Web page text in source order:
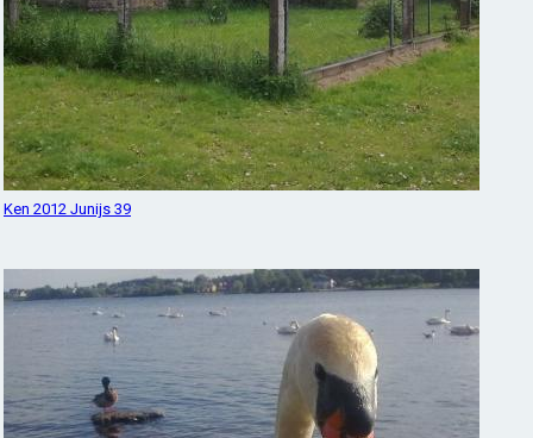
Ken 2012 Junijs 39